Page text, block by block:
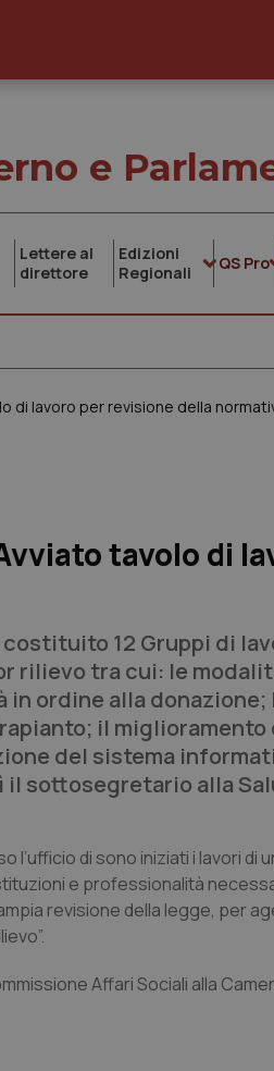
e
Lettere al
direttore
Edizioni
Regionali
QS Pro
di lavoro per revisione della
tavolo di
costituito 12 Gruppi di
rilievo tra cui: le
in ordine alla donazione;
il
del sistema
sottosegretario alla
l’ufficio di sono iniziati i lavori di
e professionalità
revisione della legge, per
Affari Sociali alla